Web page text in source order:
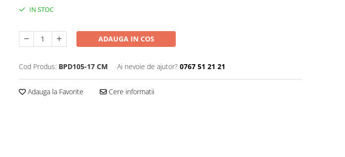
IN STOC
ADAUGA IN COS
Cod Produs: BPD105-17 CM Ai nevoie de ajutor? 0767 51 21 21
Adauga la Favorite Cere informatii